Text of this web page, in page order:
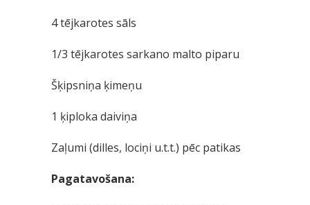
4 tējkarotes sāls
1/3 tējkarotes sarkano malto piparu
Šķipsniņa ķimeņu
1 ķiploka daiviņa
Zaļumi (dilles, lociņi u.t.t.) pēc patikas
Pagatavošana: